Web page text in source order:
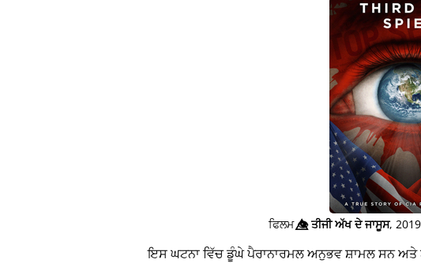
ਫਿਲਮ👁️⃤ਤੀਜੀ ਅੱਖ ਦੇ ਜਾਸੂਸ,
ਇਸ ਘਟਨਾ ਵਿੱਚ ਡੂੰਘੇ ਪੈਰਾਨਾਰਮਲ ਅਨੁਭਵ ਸ਼ਾਮਲ ਸਨ ਅਤੇ